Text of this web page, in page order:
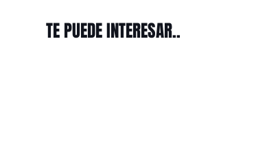
TE PUEDE INTERESAR..